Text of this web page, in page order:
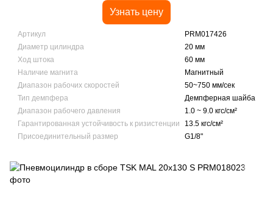
Узнать цену
Артикул
PRM017426
Диаметр цилиндра
20 мм
Ход штока
60 мм
Наличие магнита
Магнитный
Диапазон рабочих скоростей
50~750 мм/сек
Тип демпфера
Демпферная шайба
Диапазон рабочего давления
1.0 ~ 9.0 кгс/см²
Гарантированная устойчивость к ризистенции
13.5 кгс/см²
Присоединительный размер
G1/8"